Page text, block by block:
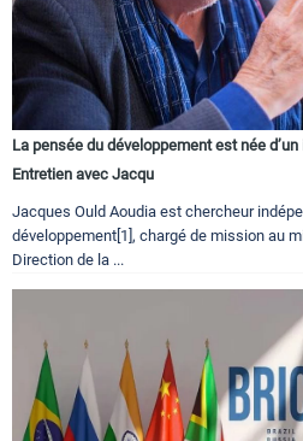
La pensée du développement est née
Entretien avec Jacqu
Jacques Ould Aoudia est chercheur
développement[1], chargé de mission au
Direction de la ...